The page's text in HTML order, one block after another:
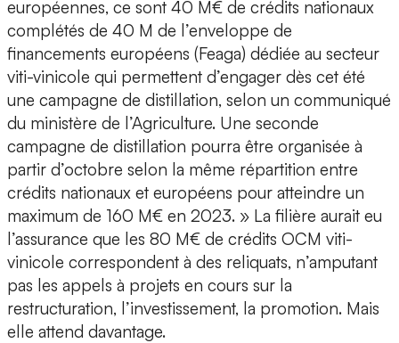
européennes, ce sont 40 M€ de crédits nationaux
complétés de 40 M de l’enveloppe de
financements européens (Feaga) dédiée au secteur
viti-vinicole qui permettent d’engager dès cet été
une campagne de distillation, selon un communiqué
du ministère de l’Agriculture. Une seconde
campagne de distillation pourra être organisée à
partir d’octobre selon la même répartition entre
crédits nationaux et européens pour atteindre un
maximum de 160 M€ en 2023. » La filière aurait eu
l’assurance que les 80 M€ de crédits OCM viti-
vinicole correspondent à des reliquats, n’amputant
pas les appels à projets en cours sur la
restructuration, l’investissement, la promotion. Mais
elle attend davantage.